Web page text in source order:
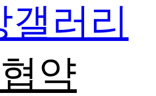
갤러리
약